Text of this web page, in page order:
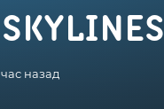
назад